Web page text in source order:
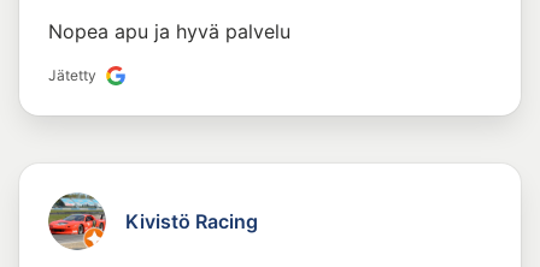
Nopea apu ja hyvä palvelu
Jätetty
Kivistö Racing